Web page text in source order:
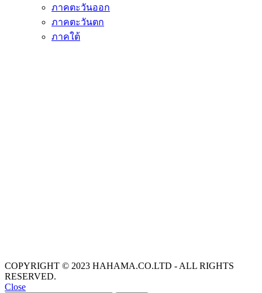
ภาคตะวันออก
ภาคตะวันตก
ภาคใต้
COPYRIGHT © 2023 HAHAMA.CO.LTD - ALL RIGHTS
RESERVED.
Close